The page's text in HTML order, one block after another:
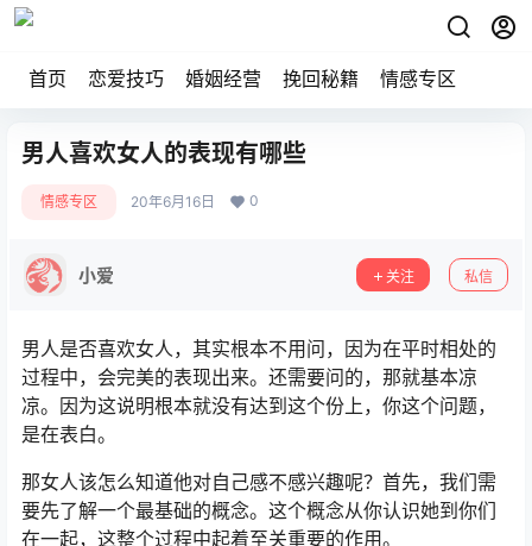
首页 恋爱技巧 婚姻经营 挽回秘籍 情感专区
男人喜欢女人的表现有哪些
情感专区 20年6月16日 0
小爱 关注 私信
男人是否喜欢女人，其实根本不用问，因为在平时相处的
过程中，会完美的表现出来。还需要问的，那就基本凉
凉。因为这说明根本就没有达到这个份上，你这个问题，
是在表白。
那女人该怎么知道他对自己感不感兴趣呢？首先，我们需
要先了解一个最基础的概念。这个概念从你认识她到你们
在一起，这整个过程中起着至关重要的作用。